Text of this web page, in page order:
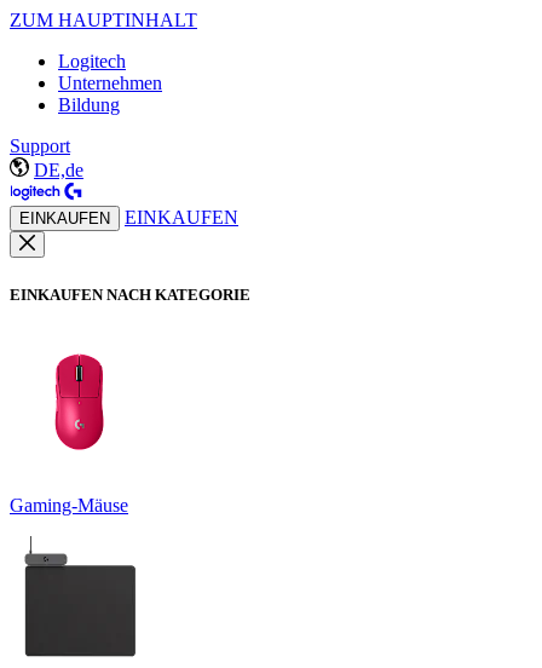
ZUM HAUPTINHALT
Logitech
Unternehmen
Bildung
Support
DE,de
EINKAUFEN EINKAUFEN
EINKAUFEN NACH KATEGORIE
Gaming-Mäuse